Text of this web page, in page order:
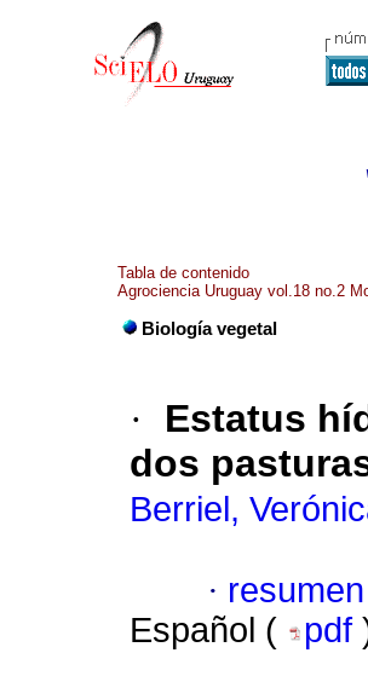
Tabla de contenido
Agrociencia Uruguay vol.18 no.2
Biología vegetal
·
Estatus
dos
Berriel,
·
Español (
pdf